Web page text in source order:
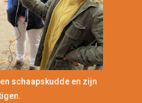
schaapskudde en zijn